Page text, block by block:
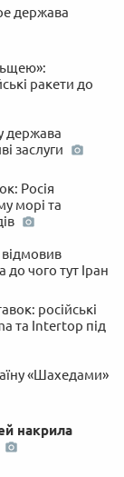
держава
ракети до
держава
заслуги
Росія
морі та
чого тут Іран
російські
та Intertop під
«Шахедами»
накрила